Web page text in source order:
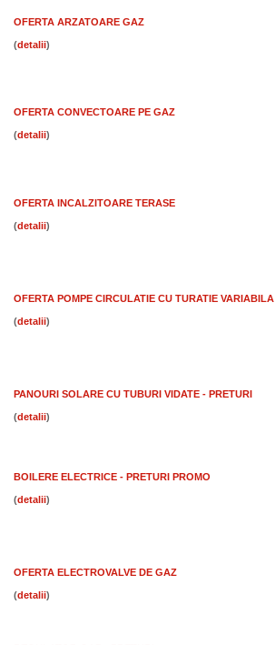
OFERTA ARZATOARE GAZ
( )
OFERTA CONVECTOARE PE GAZ
( )
OFERTA INCALZITOARE TERASE
( )
OFERTA POMPE CIRCULATIE CU TURATIE VARIABILA
( )
PANOURI SOLARE CU TUBURI VIDATE - PRETURI
( )
BOILERE ELECTRICE - PRETURI PROMO
( )
OFERTA ELECTROVALVE DE GAZ
( )